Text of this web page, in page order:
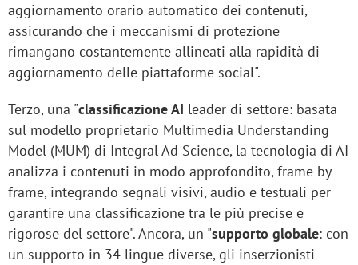
aggiornamento orario automatico dei contenuti,
assicurando che i meccanismi di protezione
rimangano costantemente allineati alla rapidità di
aggiornamento delle piattaforme social".
Terzo, una "classificazione AI leader di settore: basata
sul modello proprietario Multimedia Understanding
Model (MUM) di Integral Ad Science, la tecnologia di AI
analizza i contenuti in modo approfondito, frame by
frame, integrando segnali visivi, audio e testuali per
garantire una classificazione tra le più precise e
rigorose del settore". Ancora, un "supporto globale: con
un supporto in 34 lingue diverse, gli inserzionisti